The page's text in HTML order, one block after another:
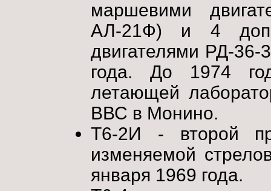
маршевими
АЛ-21Ф) и 4
двигателями РД-
года. До 1974
летающей
ВВС в Монино.
Т6-2И - второй
изменяемой
января 1969 года.